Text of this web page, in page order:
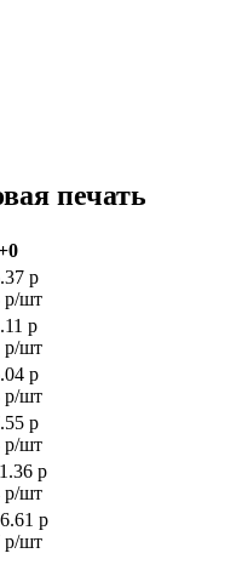
печать
р
р/шт
р
р/шт
р
р/шт
р
р/шт
р
р/шт
р
р/шт